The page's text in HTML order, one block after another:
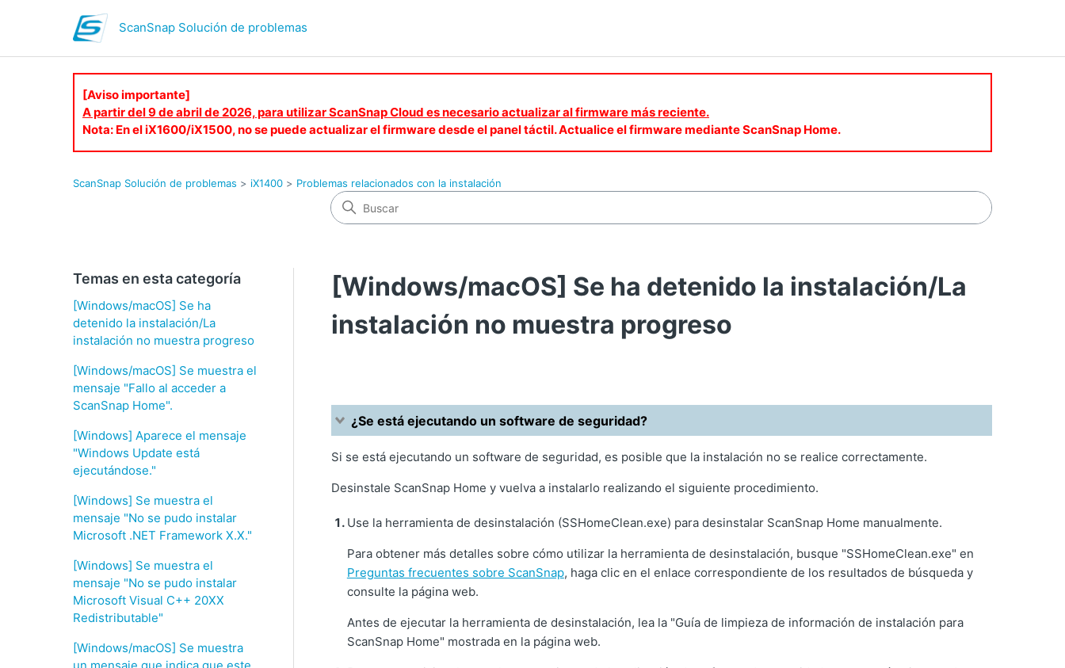
ScanSnap Solución de problemas
[Aviso importante]
A partir del 9 de abril de 2026, para utilizar ScanSnap Cloud es necesario actualizar al firmware más reciente.
Nota: En el iX1600/iX1500, no se puede actualizar el firmware desde el panel táctil. Actualice el firmware mediante ScanSnap Home.
ScanSnap Solución de problemas iX1400 Problemas relacionados con la instalación
Temas en esta categoría
[Windows/macOS] Se ha
detenido la instalación/La
instalación no muestra progreso
[Windows/macOS] Se muestra el
mensaje "Fallo al acceder a
ScanSnap Home".
[Windows] Aparece el mensaje
"Windows Update está
ejecutándose."
[Windows] Se muestra el
mensaje "No se pudo instalar
Microsoft .NET Framework X.X."
[Windows] Se muestra el
mensaje "No se pudo instalar
Microsoft Visual C++ 20XX
Redistributable"
[Windows/macOS] Se muestra
[Windows/macOS] Se ha detenido la instalación/La
instalación no muestra progreso
¿Se está ejecutando un software de seguridad?
Si se está ejecutando un software de seguridad, es posible que la instalación no se realice correctamente.
Desinstale ScanSnap Home y vuelva a instalarlo realizando el siguiente procedimiento.
Use la herramienta de desinstalación (SSHomeClean.exe) para desinstalar ScanSnap Home manualmente.
Para obtener más detalles sobre cómo utilizar la herramienta de desinstalación, busque "SSHomeClean.exe" en
Preguntas frecuentes sobre ScanSnap, haga clic en el enlace correspondiente de los resultados de búsqueda y
consulte la página web.
Antes de ejecutar la herramienta de desinstalación, lea la "Guía de limpieza de información de instalación para
ScanSnap Home" mostrada en la página web.